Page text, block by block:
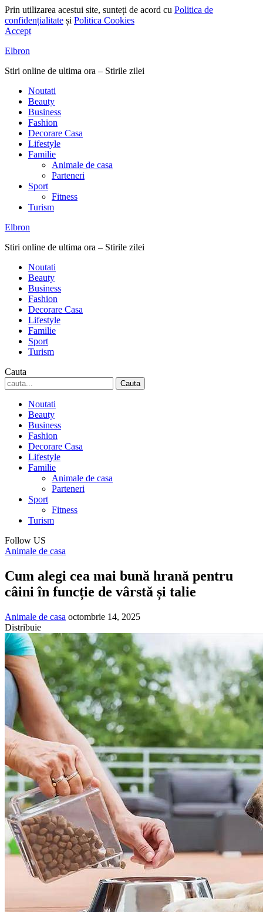
Prin utilizarea acestui site, sunteți de acord cu Politica de
confidențialitate și Politica Cookies
Accept
Elbron
Stiri online de ultima ora – Stirile zilei
Noutati
Beauty
Business
Fashion
Decorare Casa
Lifestyle
Familie
Animale de casa
Parteneri
Sport
Fitness
Turism
Elbron
Stiri online de ultima ora – Stirile zilei
Noutati
Beauty
Business
Fashion
Decorare Casa
Lifestyle
Familie
Sport
Turism
Cauta
Noutati
Beauty
Business
Fashion
Decorare Casa
Lifestyle
Familie
Animale de casa
Parteneri
Sport
Fitness
Turism
Follow US
Animale de casa
Cum alegi cea mai bună hrană pentru
câini în funcție de vârstă și talie
Animale de casa octombrie 14, 2025
Distribuie